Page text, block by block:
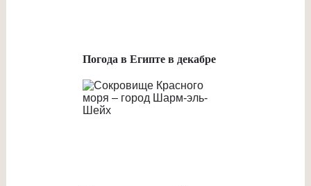
Погода в Египте в декабре